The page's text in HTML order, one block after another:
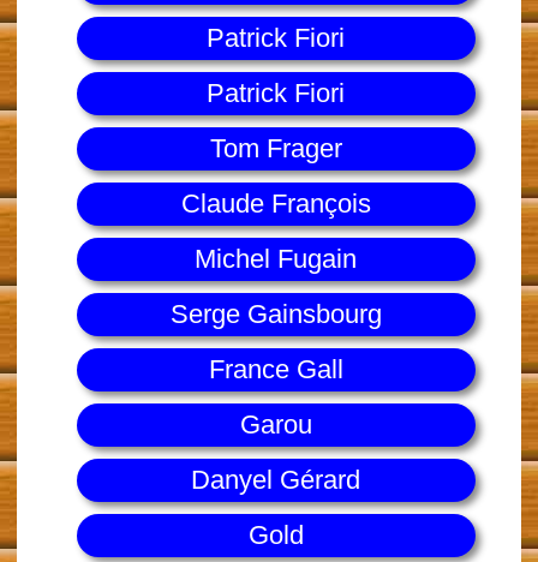
Patrick Fiori
Patrick Fiori
Tom Frager
Claude François
Michel Fugain
Serge Gainsbourg
France Gall
Garou
Danyel Gérard
Gold